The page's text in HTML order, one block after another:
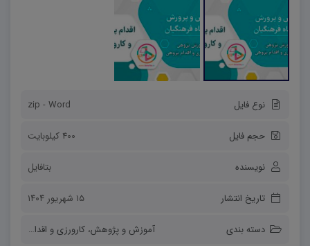
نوع فایل zip - Word
حجم فایل 400 کیلوبایت
نویسنده بتافایل
تاریخ انتشار ۱۵ شهریور ۱۴۰۴
دسته بندی آموزش و پژوهش، کارورزی و اقدام پژوهی